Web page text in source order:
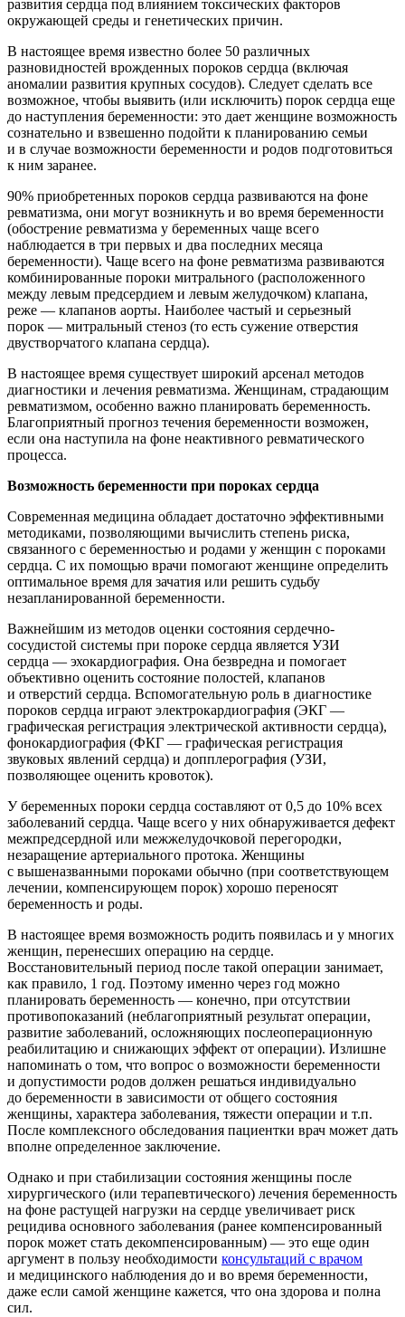
развития сердца под влиянием токсических факторов
окружающей среды и генетических причин.
В настоящее время известно более 50 различных
разновидностей врожденных пороков сердца (включая
аномалии развития крупных сосудов). Следует сделать все
возможное, чтобы выявить (или исключить) порок сердца еще
до наступления беременности: это дает женщине возможность
сознательно и взвешенно подойти к планированию семьи
и в случае возможности беременности и родов подготовиться
к ним заранее.
90% приобретенных пороков сердца развиваются на фоне
ревматизма, они могут возникнуть и во время беременности
(обострение ревматизма у беременных чаще всего
наблюдается в три первых и два последних месяца
беременности). Чаще всего на фоне ревматизма развиваются
комбинированные пороки митрального (расположенного
между левым предсердием и левым желудочком) клапана,
реже — клапанов аорты. Наиболее частый и серьезный
порок — митральный стеноз (то есть сужение отверстия
двустворчатого клапана сердца).
В настоящее время существует широкий арсенал методов
диагностики и лечения ревматизма. Женщинам, страдающим
ревматизмом, особенно важно планировать беременность.
Благоприятный прогноз течения беременности возможен,
если она наступила на фоне неактивного ревматического
процесса.
Возможность беременности при пороках сердца
Современная медицина обладает достаточно эффективными
методиками, позволяющими вычислить степень риска,
связанного с беременностью и родами у женщин с пороками
сердца. С их помощью врачи помогают женщине определить
оптимальное время для зачатия или решить судьбу
незапланированной беременности.
Важнейшим из методов оценки состояния сердечно-
сосудистой системы при пороке сердца является УЗИ
сердца — эхокардиография. Она безвредна и помогает
объективно оценить состояние полостей, клапанов
и отверстий сердца. Вспомогательную роль в диагностике
пороков сердца играют электрокардиография (ЭКГ —
графическая регистрация электрической активности сердца),
фонокардиография (ФКГ — графическая регистрация
звуковых явлений сердца) и допплерография (УЗИ,
позволяющее оценить кровоток).
У беременных пороки сердца составляют от 0,5 до 10% всех
заболеваний сердца. Чаще всего у них обнаруживается дефект
межпредсердной или межжелудочковой перегородки,
незаращение артериального протока. Женщины
с вышеназванными пороками обычно (при соответствующем
лечении, компенсирующем порок) хорошо переносят
беременность и роды.
В настоящее время возможность родить появилась и у многих
женщин, перенесших операцию на сердце.
Восстановительный период после такой операции занимает,
как правило, 1 год. Поэтому именно через год можно
планировать беременность — конечно, при отсутствии
противопоказаний (неблагоприятный результат операции,
развитие заболеваний, осложняющих послеоперационную
реабилитацию и снижающих эффект от операции). Излишне
напоминать о том, что вопрос о возможности беременности
и допустимости родов должен решаться индивидуально
до беременности в зависимости от общего состояния
женщины, характера заболевания, тяжести операции и т.п.
После комплексного обследования пациентки врач может дать
вполне определенное заключение.
Однако и при стабилизации состояния женщины после
хирургического (или терапевтического) лечения беременность
на фоне растущей нагрузки на сердце увеличивает риск
рецидива основного заболевания (ранее компенсированный
порок может стать декомпенсированным) — это еще один
аргумент в пользу необходимости консультаций с врачом
и медицинского наблюдения до и во время беременности,
даже если самой женщине кажется, что она здорова и полна
сил.